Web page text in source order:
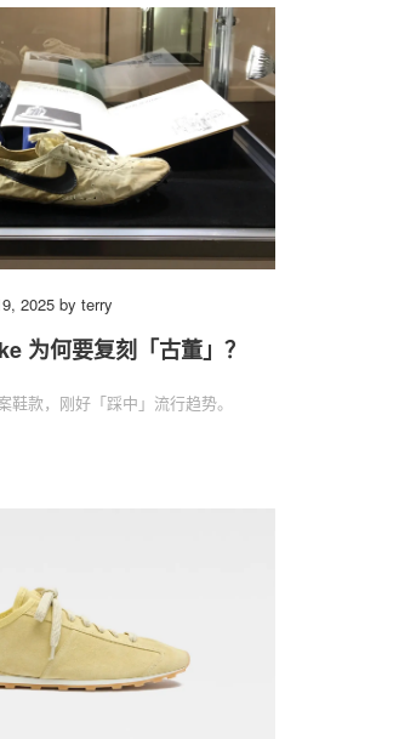
2025 by terry
为何要复刻「古董」？
鞋款，刚好「踩中」流行趋势。